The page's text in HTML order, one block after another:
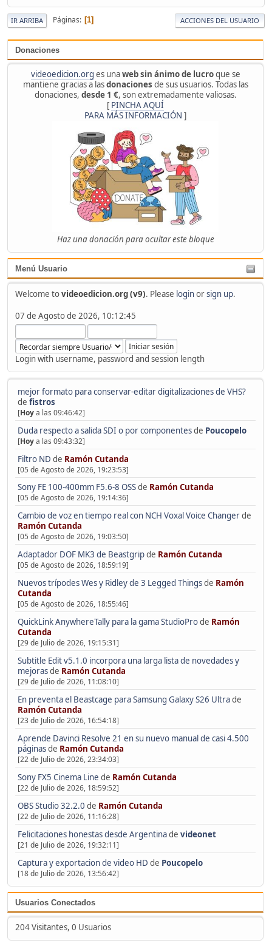
Donaciones
videoedicion.org es unaweb sin ánimo de lucroque se
mantiene gracias a lasdonaciones de sus usuarios. Todas las
donaciones, desde 1 €, son extremadamente valiosas.
[ PINCHA AQUÍ
PARA MÁS INFORMACIÓN ]
Haz una donación para ocultar este bloque
Menú Usuario
Welcome tovideoedicion.org (v9). Please loginorsign up.
07 de Agosto de 2026, 10:12:45
Login with username, password and session length
mejor formato para conservar-editar digitalizaciones de VHS?
de fistros
[Hoya las 09:46:42]
Duda respecto a salida SDI o por componentesde Poucopelo
[Hoya las 09:43:32]
Filtro ND de Ramón Cutanda
[05 de Agosto de 2026, 19:23:53]
Sony FE 100-400mm F5.6-8 OSSde Ramón Cutanda
[05 de Agosto de 2026, 19:14:36]
Cambio de voz en tiempo real con NCH Voxal Voice Changerde
Ramón Cutanda
[05 de Agosto de 2026, 19:03:50]
Adaptador DOF MK3 de Beastgripde Ramón Cutanda
[05 de Agosto de 2026, 18:59:19]
Nuevos trípodes Wes y Ridley de 3 Legged Thingsde Ramón
Cutanda
[05 de Agosto de 2026, 18:55:46]
QuickLink AnywhereTally para la gama StudioProde Ramón
Cutanda
[29 de Julio de 2026, 19:15:31]
Subtitle Edit v5.1.0 incorpora una larga lista de novedades y
mejorasde Ramón Cutanda
[29 de Julio de 2026, 11:08:10]
En preventa el Beastcage para Samsung Galaxy S26 Ultrade
Ramón Cutanda
[23 de Julio de 2026, 16:54:18]
Aprende Davinci Resolve 21 en su nuevo manual de casi 4.500
páginasde Ramón Cutanda
[22 de Julio de 2026, 23:34:03]
Sony FX5 Cinema Line de Ramón Cutanda
[22 de Julio de 2026, 18:59:52]
OBS Studio 32.2.0 de Ramón Cutanda
[22 de Julio de 2026, 11:16:28]
Felicitaciones honestas desde Argentinade videonet
[21 de Julio de 2026, 19:32:11]
Captura y exportacion de video HD de Poucopelo
[18 de Julio de 2026, 13:56:42]
Usuarios Conectados
204 Visitantes, 0 Usuarios
IR ARRIBA Páginas 1 ACCIONES DEL USUARIO